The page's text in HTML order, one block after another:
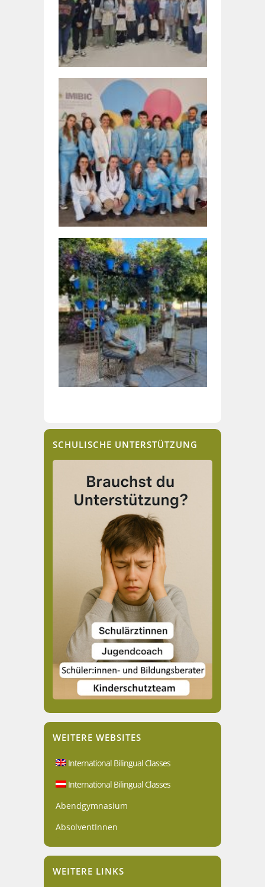
SCHULISCHE UNTERSTÜTZUNG
WEITERE WEBSITES
International Bilingual Classes
International Bilingual Classes
Abendgymnasium
AbsolventInnen
WEITERE LINKS